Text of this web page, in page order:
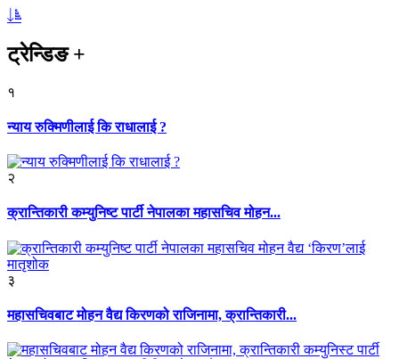
ट्रेन्डिङ+
१
न्याय रुक्मिणीलाई कि राधालाई ?
२
क्रान्तिकारी कम्युनिष्ट पार्टी नेपालका महासचिव मोहन...
३
महासचिवबाट मोहन वैद्य किरणको राजिनामा, क्रान्तिकारी...